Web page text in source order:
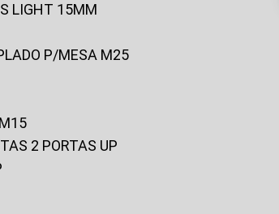
LIGHT 15MM
P/MESA M25
2 PORTAS UP